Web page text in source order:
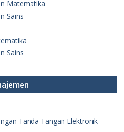
Matematika
Sains
Sains
Tanda Tangan Elektronik